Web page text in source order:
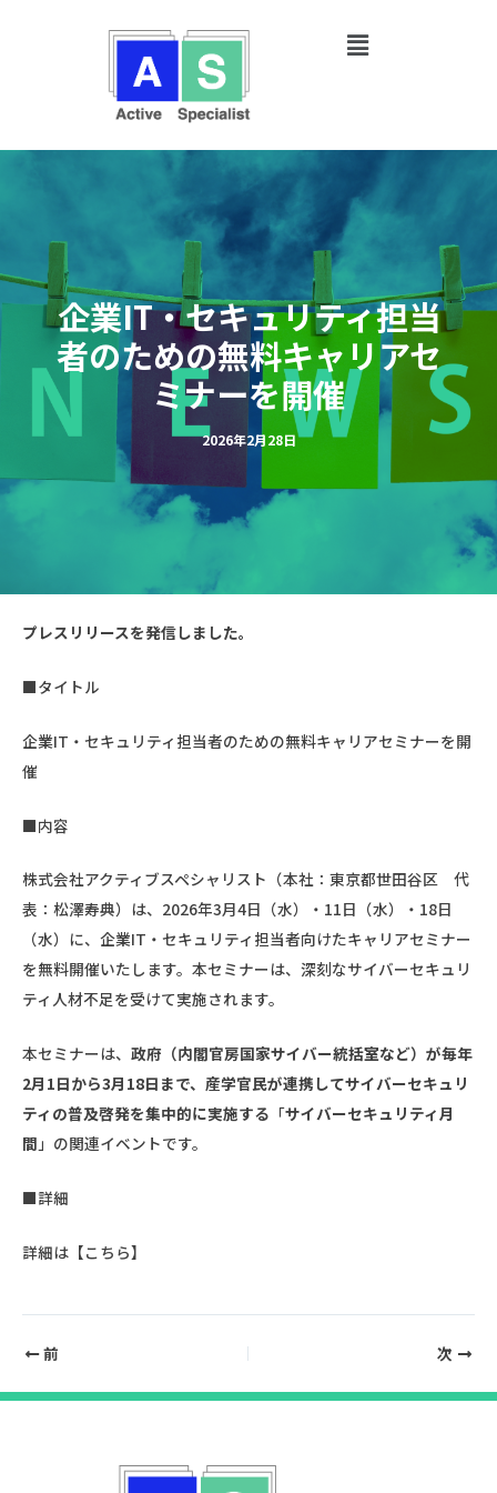
企業IT・セキュリティ担当
者のための無料キャリアセ
ミナーを開催
2026年2月28日
プレスリリースを発信しました。
■タイトル
企業IT・セキュリティ担当者のための無料キャリアセミナーを開
催
■内容
株式会社アクティブスペシャリスト（本社：東京都世田谷区 代
表：松澤寿典）は、2026年3月4日（水）・11日（水）・18日
（水）に、企業IT・セキュリティ担当者向けたキャリアセミナー
を無料開催いたします。本セミナーは、深刻なサイバーセキュリ
ティ人材不足を受けて実施されます。
本セミナーは、 政府（内閣官房国家サイバー統括室など）が毎年
2月1日から3月18日まで、産学官民が連携してサイバーセキュリ
ティの普及啓発を集中的に実施する 「サイバーセキュリティ月
間」の関連イベントです。
■詳細
詳細は【こちら】
前 次